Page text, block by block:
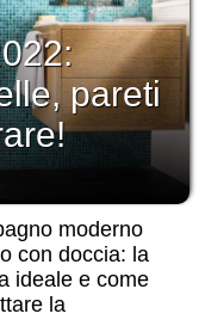
pareti
moderno
con doccia: la
ideale e come
la